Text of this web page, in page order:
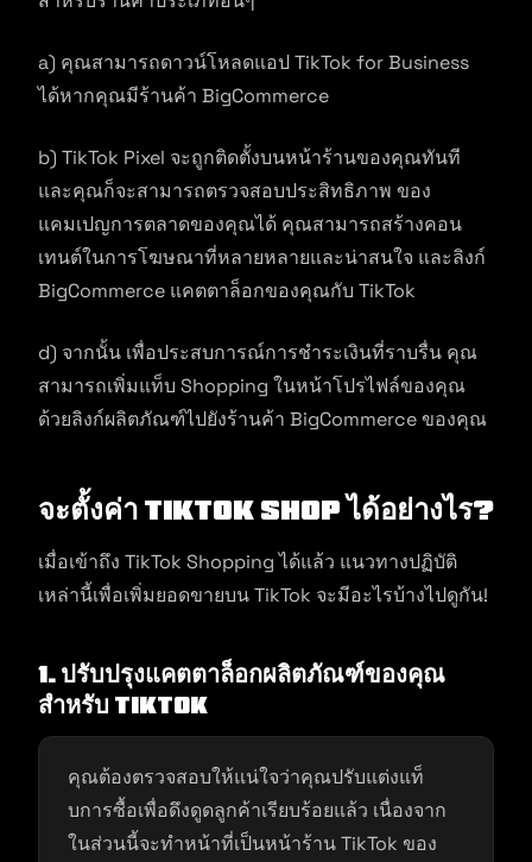
a) คุณสามารถดาวน์โหลดแอป TikTok for Business
ได้หากคุณมีร้านค้า BigCommerce
b) TikTok Pixel จะถูกติดตั้งบนหน้าร้านของคุณทันที
และคุณก็จะสามารถตรวจสอบประสิทธิภาพ ของ
แคมเปญการตลาดของคุณได้ คุณสามารถสร้างคอน
เทนต์ในการโฆษณาที่หลายหลายและน่าสนใจ และลิงก์
BigCommerce แคตตาล็อกของคุณกับ TikTok
d) จากนั้น เพื่อประสบการณ์การชำระเงินที่ราบรื่น คุณ
สามารถเพิ่มแท็บ Shopping ในหน้าโปรไฟล์ของคุณ
ด้วยลิงก์ผลิตภัณฑ์ไปยังร้านค้า BigCommerce ของคุณ
จะตั้งค่า TikTok Shop ได้อย่างไร?
เมื่อเข้าถึง TikTok Shopping ได้แล้ว แนวทางปฏิบัติ
เหล่านี้เพื่อเพิ่มยอดขายบน TikTok จะมีอะไรบ้างไปดูกัน!
1. ปรับปรุงแคตตาล็อกผลิตภัณฑ์ของคุณ
สำหรับ TikTok
คุณต้องตรวจสอบให้แน่ใจว่าคุณปรับแต่งแท็
บการซื้อเพื่อดึงดูดลูกค้าเรียบร้อยแล้ว เนื่องจาก
ในส่วนนี้จะทำหน้าที่เป็นหน้าร้าน TikTok ของ